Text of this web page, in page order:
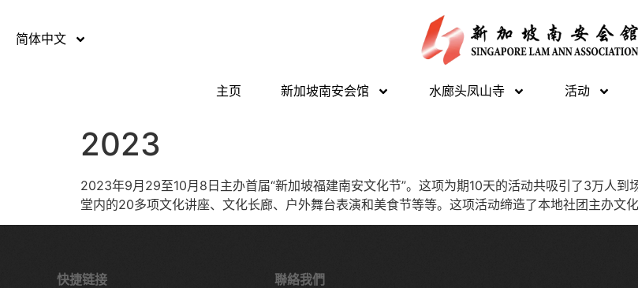
简体中文
主页 新加坡南安会馆 水廊头凤山寺 活动
2023
2023年9月29至10月8日主办首届“新加坡福建南安文化节”。这项为期10天的活动共吸引了3万人
堂内的20多项文化讲座、文化长廊、户外舞台表演和美食节等等。这项活动缔造了本地社团主办文
快捷链接
聯絡我們